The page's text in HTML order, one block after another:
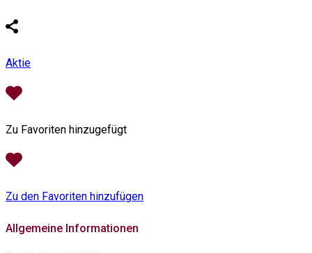
Aktie
Zu Favoriten hinzugefügt
Zu den Favoriten hinzufügen
Allgemeine Informationen